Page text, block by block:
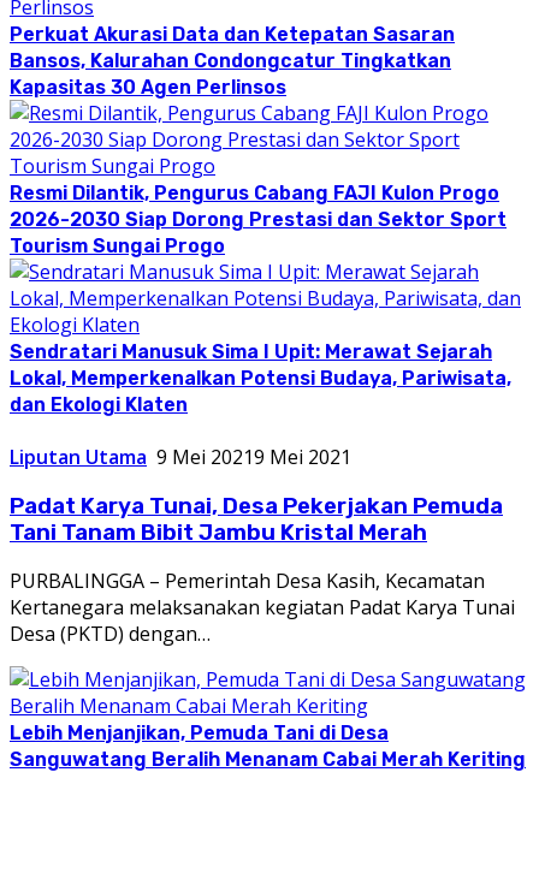
Perkuat Akurasi Data dan Ketepatan Sasaran
Bansos, Kalurahan Condongcatur Tingkatkan
Kapasitas 30 Agen Perlinsos
Resmi Dilantik, Pengurus Cabang FAJI Kulon Progo
2026-2030 Siap Dorong Prestasi dan Sektor Sport
Tourism Sungai Progo
Sendratari Manusuk Sima I Upit: Merawat Sejarah
Lokal, Memperkenalkan Potensi Budaya, Pariwisata,
dan Ekologi Klaten
Liputan Utama 9 Mei 20219 Mei 2021
Padat Karya Tunai, Desa Pekerjakan Pemuda
Tani Tanam Bibit Jambu Kristal Merah
PURBALINGGA – Pemerintah Desa Kasih, Kecamatan
Kertanegara melaksanakan kegiatan Padat Karya Tunai
Desa (PKTD) dengan…
Lebih Menjanjikan, Pemuda Tani di Desa
Sanguwatang Beralih Menanam Cabai Merah Keriting